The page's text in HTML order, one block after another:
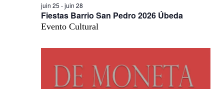
Fiestas Barrio San Pedro 2026 Úbeda
juin 25 -juin 28
Evento Cultural